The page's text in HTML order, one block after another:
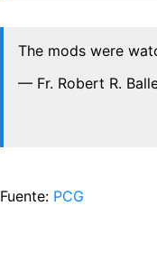
The mods were
— Fr. Robert R.
Fuente: PCG